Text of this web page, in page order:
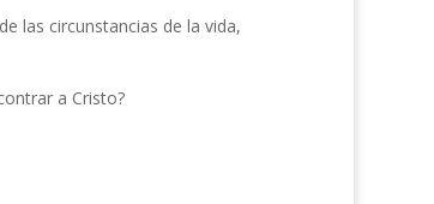
las circunstancias de la vida,
a Cristo?